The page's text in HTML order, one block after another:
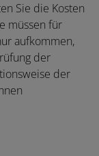
Sie die Kosten
müssen für
aufkommen,
der
der